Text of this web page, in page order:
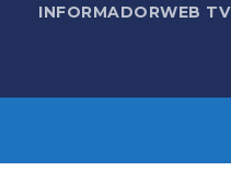
INFORMADORWEB TV